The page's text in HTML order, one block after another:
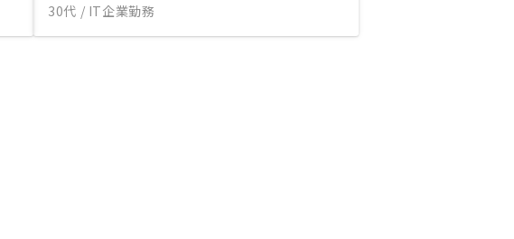
30代 / IT企業勤務